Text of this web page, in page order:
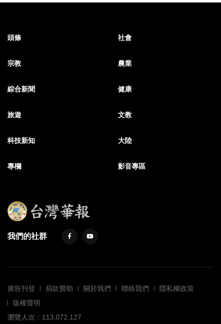
頭條 社會
宗教 農業
綜合新聞 健康
旅遊 文教
科技新知 大陸
專欄 影音專區
我們的社群
廣告刊登 捐款贊助 關於我們 聯絡我們
隱私權政策
版權聲明
瀏覽人次：113,072,127